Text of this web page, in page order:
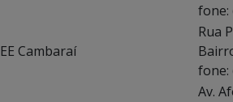
fone:
EE Cambaraí
Rua
fone:
Av.